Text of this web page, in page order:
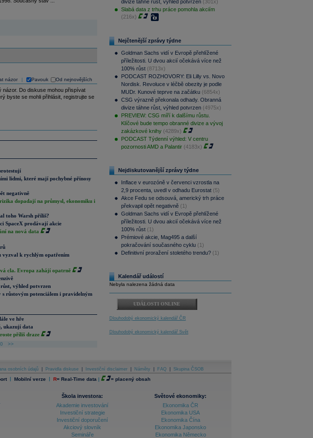
názor Pavouk Od nejnovějších
názor. Do diskuse mohou přispívat
byste se mohli přihlásit, registrujte se
lidmi, které mají pochybné přínosy
negativně
dopadají na průmysl, ekonomiku i
toho Warsh příliš?
SpaceX prodávají akcie
na nová data
vyzval k rychlým opatřením
cla. Evropa zahájí opatrně
výhled potvrzen
růstovým potenciálem i pravidelným
ve hře
ukazují data
příliš draze
>>
divize táhne růst, výhled potvrzen (301x)
Slabá data z trhu práce pomohla akciím
(216x)
Nejčtenější zprávy týdne
Goldman Sachs vidí v Evropě přehlížené
příležitosti. U dvou akcií očekává více než
100% růst (8713x)
PODCAST ROZHOVORY: Eli Lilly vs. Novo
Nordisk. Revoluce v léčbě obezity je podle
MUDr. Kunové teprve na začátku (6854x)
CSG výrazně překonala odhady. Obranná
divize táhne růst, výhled potvrzen (4975x)
PREVIEW: CSG míří k dalšímu růstu.
Klíčové bude tempo obranné divize a vývoj
zakázkové knihy (4289x)
PODCAST Týdenní výhled: V centru
pozornosti AMD a Palantir (4183x)
Nejdiskutovanější zprávy týdne
Inflace v eurozóně v červenci vzrostla na
2,9 procenta, uvedl v odhadu Eurostat (5)
Akce Fedu se odsouvá, americký trh práce
překvapil opět negativně (1)
Goldman Sachs vidí v Evropě přehlížené
příležitosti. U dvou akcií očekává více než
100% růst (1)
Prémiové akcie, Mag495 a další
pokračování současného cyklu (1)
Definitivní proražení stoletého trendu? (1)
Kalendář událostí
Nebyla nalezena žádná data
UDÁLOSTI ONLINE
Dlouhodobý ekonomický kalendář ČR
Dlouhodobý ekonomický kalendář Svět
osobních údajů Pravidla diskuse Investiční disclaimer Náměty FAQ Skupina ČSOB
| Mobilní verze | R= Real-Time data | = placený obsah
Škola investora:
Akademie investování
Investiční strategie
Investiční doporučení
Akciový slovník
Semináře
Světové ekonomiky:
Ekonomika ČR
Ekonomika USA
Ekonomika Čína
Ekonomika Japonsko
Ekonomika Německo